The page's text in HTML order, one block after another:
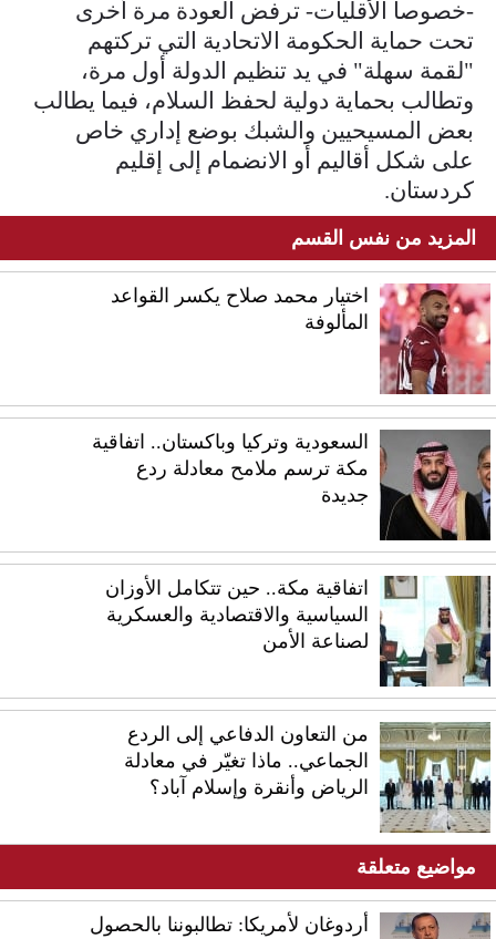
-خصوصا الأقليات- ترفض العودة مرة أخرى
تحت حماية الحكومة الاتحادية التي تركتهم
"لقمة سهلة" في يد تنظيم الدولة أول مرة،
وتطالب بحماية دولية لحفظ السلام، فيما يطالب
بعض المسيحيين والشبك بوضع إداري خاص
على شكل أقاليم أو الانضمام إلى إقليم
كردستان.
المزيد من نفس القسم
اختيار محمد صلاح يكسر القواعد
المألوفة
السعودية وتركيا وباكستان.. اتفاقية
مكة ترسم ملامح معادلة ردع
جديدة
اتفاقية مكة.. حين تتكامل الأوزان
السياسية والاقتصادية والعسكرية
لصناعة الأمن
من التعاون الدفاعي إلى الردع
الجماعي.. ماذا تغيّر في معادلة
الرياض وأنقرة وإسلام آباد؟
مواضيع متعلقة
أردوغان لأمريكا: تطالبوننا بالحصول